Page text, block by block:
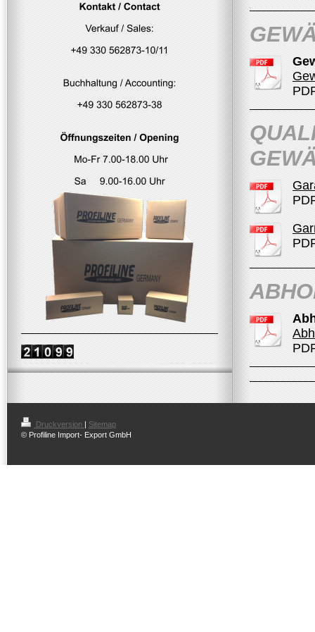
Druckversion | Sitemap
© Profiline Import- Export GmbH